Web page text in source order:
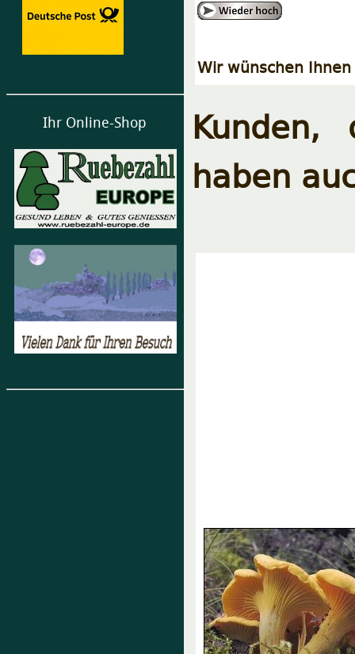
Ihr Online-Shop
Wir wünschen
haben